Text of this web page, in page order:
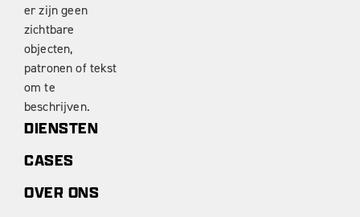
DIENSTEN
CASES
OVER ONS